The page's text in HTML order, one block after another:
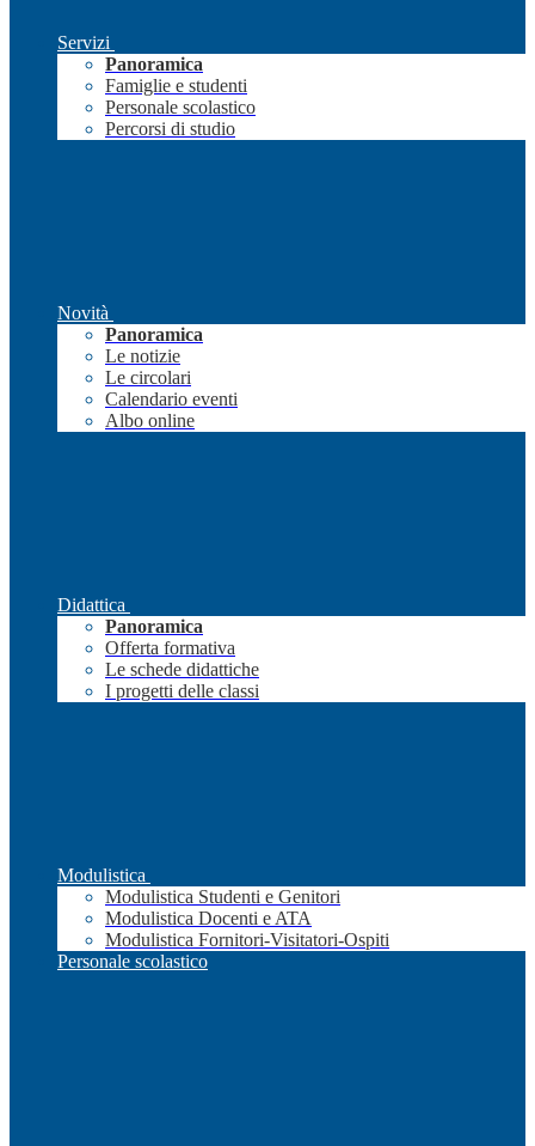
Servizi
Panoramica
Famiglie e studenti
Personale scolastico
Percorsi di studio
Novità
Panoramica
Le notizie
Le circolari
Calendario eventi
Albo online
Didattica
Panoramica
Offerta formativa
Le schede didattiche
I progetti delle classi
Modulistica
Modulistica Studenti e Genitori
Modulistica Docenti e ATA
Modulistica Fornitori-Visitatori-Ospiti
Personale scolastico